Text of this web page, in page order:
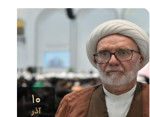
۱۰
آذر